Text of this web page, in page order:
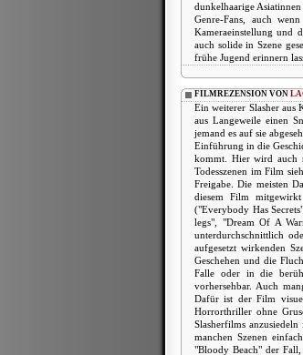
dunkelhaarige
Genre-Fans, auch
Kameraeinstellung und
auch solide in Szene
frühe Jugend erinnern
FILMREZENSION VON
Ein weiterer Slasher aus
aus Langeweile einen
jemand es auf sie
Einführung in die
kommt. Hier wird auch
Todesszenen im Film
Freigabe. Die meisten
diesem Film
("Everybody Has
legs", "Dream Of A
unterdurchschnittlich
aufgesetzt wirkenden
Geschehen und die
Falle oder in die
vorhersehbar. Auch
Dafür ist der Film
Horrorthriller ohne
Slasherfilms
manchen Szenen
"Bloody Beach" der